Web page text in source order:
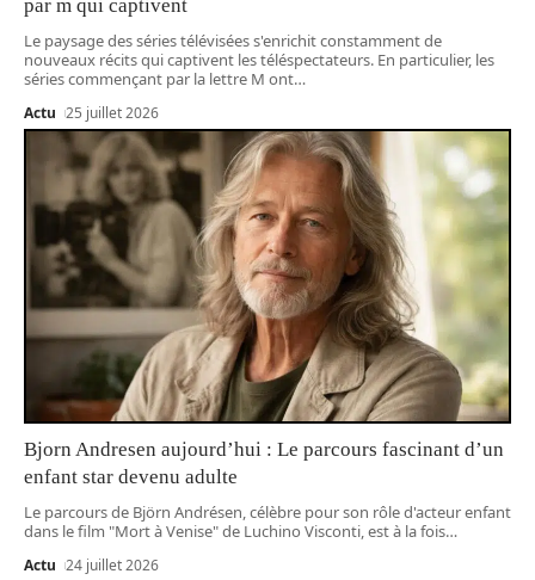
par m qui captivent
Le paysage des séries télévisées s'enrichit constamment de
nouveaux récits qui captivent les téléspectateurs. En particulier, les
séries commençant par la lettre M ont…
Actu 25 juillet 2026
Bjorn Andresen aujourd’hui : Le parcours fascinant d’un
enfant star devenu adulte
Le parcours de Björn Andrésen, célèbre pour son rôle d'acteur enfant
dans le film "Mort à Venise" de Luchino Visconti, est à la fois…
Actu 24 juillet 2026